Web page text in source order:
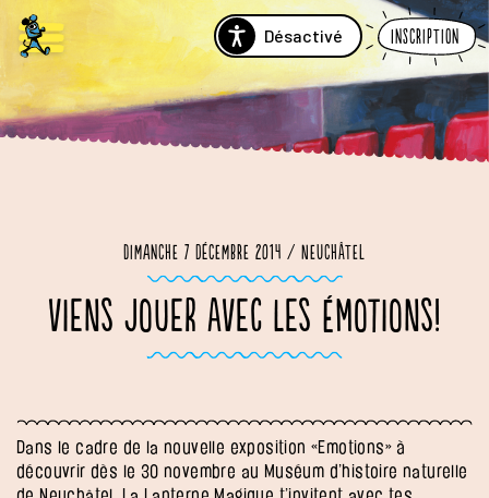
Désactivé Inscription
Dimanche 7 décembre 2014 / Neuchâtel
VIENS JOUER AVEC LES ÉMOTIONS!
Dans le cadre de la nouvelle exposition «Emotions» à
découvrir dès le 30 novembre au Muséum d’histoire naturelle